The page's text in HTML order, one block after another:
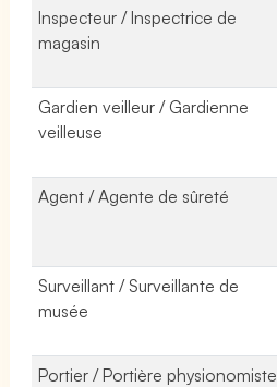
Inspecteur / Inspectrice de
magasin
Gardien veilleur / Gardienne
veilleuse
Agent / Agente de sûreté
Surveillant / Surveillante de
musée
Portier / Portière physionomiste